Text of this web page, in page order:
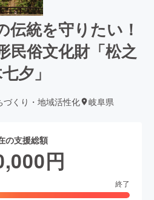
伝統を守りたい！
民俗文化財「松之
夕」
づくり・地域活性化 岐阜県
の支援総額
円
終了